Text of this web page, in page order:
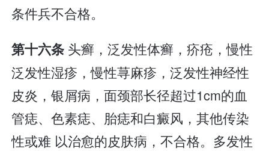
条件兵不合格。
第十六条 头癣，泛发性体癣，疥疮，慢性
泛发性湿疹，慢性荨麻疹，泛发性神经性
皮炎，银屑病，面颈部长径超过1cm的血
管痣、色素痣、胎痣和白癜风，其他传染
性或难 以治愈的皮肤病，不合格。多发性